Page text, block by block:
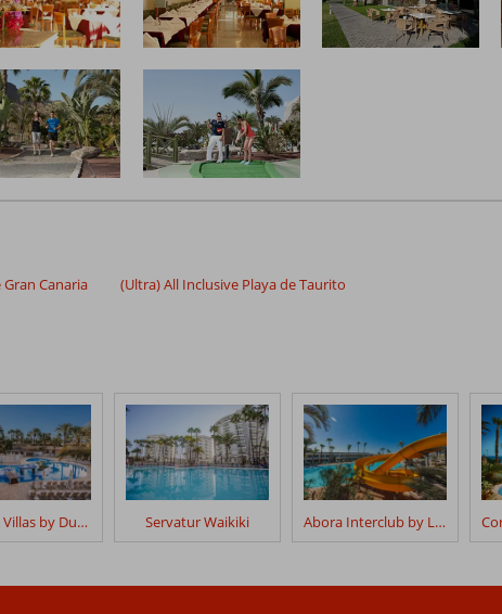
Canaria (Ultra) All Inclusive Playa de Taurito
Suites & Villas by Dunas Servatur Waikiki Abora Interclub by Lopesan Hotels